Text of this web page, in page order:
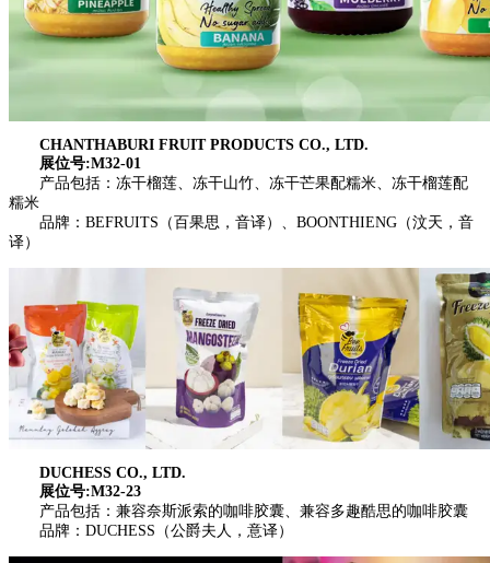
CHANTHABURI FRUIT PRODUCTS CO., LTD.
展位号:M32-01
产品包括：冻干榴莲、冻干山竹、冻干芒果配糯米、冻干榴莲配
糯米
品牌：BEFRUITS（百果思，音译）、BOONTHIENG（汶天，音
译）
DUCHESS CO., LTD.
展位号:M32-23
产品包括：兼容奈斯派索的咖啡胶囊、兼容多趣酷思的咖啡胶囊
品牌：DUCHESS（公爵夫人，意译）